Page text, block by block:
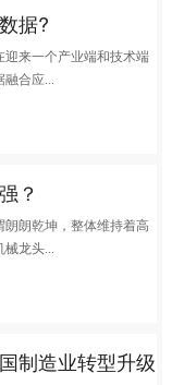
据?
迎来一个产业端和技术端
融合应...
？
朗朗乾坤，整体维持着高
械龙头...
制造业转型升级